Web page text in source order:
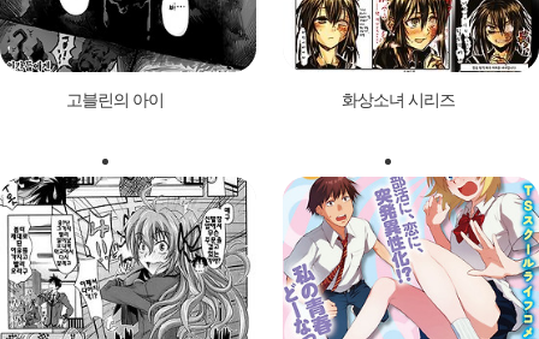
고블린의 아이 화상소녀 시리즈